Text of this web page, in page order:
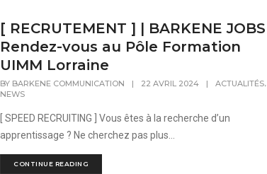
[ RECRUTEMENT ] | BARKENE
Rendez-vous au Pôle Formation
UIMM Lorraine
BY BARKENE COMMUNICATION | 22 AVRIL 2024 | ACTUALITÉS
NEWS
[ SPEED RECRUITING ] Vous êtes à la recherche d’un
apprentissage ? Ne cherchez pas plus...
CONTINUE READING